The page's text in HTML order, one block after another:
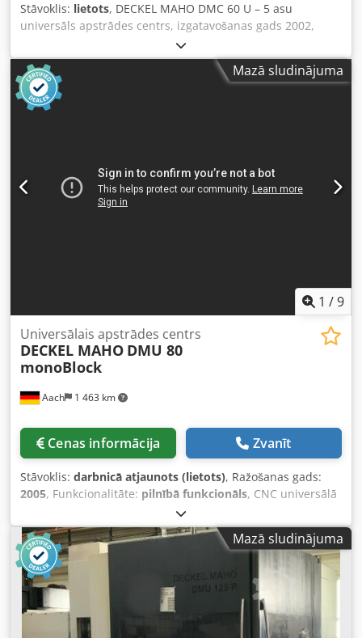
Stāvoklis: lietots, DECKEL MAHO DMC 60 U – 5 asu
universāls apstrādes centrs, izgatavošanas gads 2002,
darbības diapazons 600 x 700 x 600 mm, ātrgaitas līdz 40
m/min. Motora vārpsta ar 12 000 apgr./min un
instrumenta turētāja SK 40 DIN 69871 jauda ir 28 kW (40 %
ED) / 19 kW (100 % ED), un tā atrodas automatiskā
universālā rotējošā frēzgalviņā ar kontrolētu B asi, kas kopā
500 mm, katra sver 600 kg, kā arī hidrauliskā spīļu sistēma,
lai savienotu hidrauliski vadāmus spīļu ierīces ar rotējošo
galdu un paletēm. Instrumentu magazīna ietilpība ir 60
Chsdpfx Agjznffrjyea
Mazā sludinājuma
1 /9
Aach 1 463 km
Universālais apstrādes centrs
DECKEL MAHO DMU 80
monoBlock
Cenas informācija Zvanīt
Stāvoklis: darbnicā atjaunots (lietots), Ražošanas gads:
2005, Funkcionalitāte: pilnībā funkcionāls, CNC universālā
frēzēšanas un urbšanas iekārta DECKEL MAHO DMU 80
monoBlock Ar Heidenhain iTNC 530 vadības sistēmu
Izgatavošanas gads: 2005 Pārvietošanās ceļi: X 980 Y 630 Z
630 Apgriezienu diapazons: 0 – 18 000 apgr./min
bezpakāpju (HSK 63) Ar šādu aprīkojumu: Fiksēts leņķa
galds 1250 mm x 700 mm stiprināšanas laukums Chjdpoy
A Sf Rofx Agyoa Heidenhain 3D mērīšanas zonde
Instrumentu mērīšana darba zonā ar BLUM lāzeru
Mazā sludinājuma